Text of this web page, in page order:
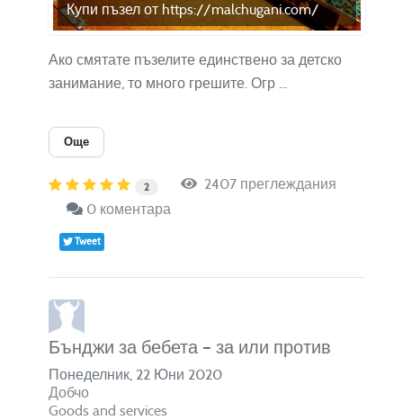
Купи пъзел от https://malchugani.com/
Ако смятате пъзелите единствено за детско
занимание, то много грешите. Огр ...
Още
2
2407 преглеждания
0 коментара
Tweet
Бънджи за бебета – за или против
Понеделник, 22 Юни 2020
Добчо
Goods and services